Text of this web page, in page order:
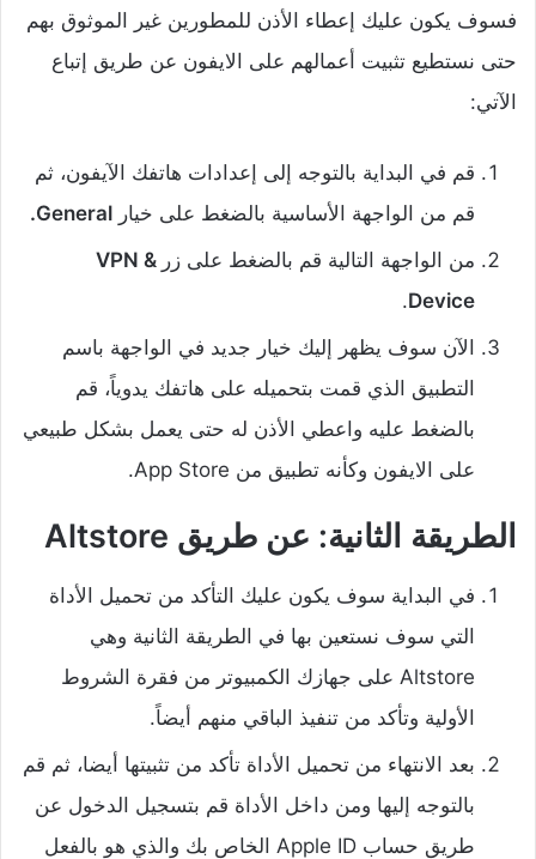
فسوف يكون عليك إعطاء الأذن للمطورين غير الموثوق بهم
حتى نستطيع تثبيت أعمالهم على الايفون عن طريق إتباع
الآتي:
قم في البداية بالتوجه إلى إعدادات هاتفك الآيفون، ثم
قم من الواجهة الأساسية بالضغط على خيار General.
من الواجهة التالية قم بالضغط على زر VPN &
Device
.
الآن سوف يظهر إليك خيار جديد في الواجهة باسم
التطبيق الذي قمت بتحميله على هاتفك يدوياً، قم
بالضغط عليه واعطي الأذن له حتى يعمل بشكل طبيعي
على الايفون وكأنه تطبيق من App Store.
الطريقة الثانية: عن طريق Altstore
في البداية سوف يكون عليك التأكد من تحميل الأداة
التي سوف نستعين بها في الطريقة الثانية وهي
Altstore على جهازك الكمبيوتر من فقرة الشروط
الأولية وتأكد من تنفيذ الباقي منهم أيضاً.
بعد الانتهاء من تحميل الأداة تأكد من تثبيتها أيضا، ثم قم
بالتوجه إليها ومن داخل الأداة قم بتسجيل الدخول عن
طريق حساب Apple ID الخاص بك والذي هو بالفعل